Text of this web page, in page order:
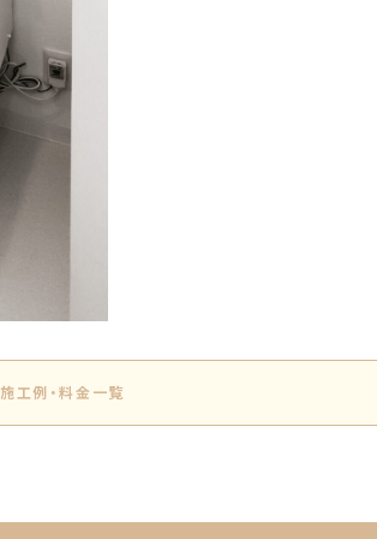
施工例・料金一覧